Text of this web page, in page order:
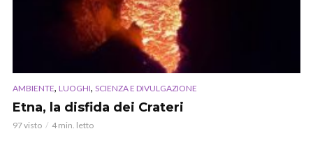
AMBIENTE, LUOGHI, SCIENZA E DIVULGAZIONE
Etna, la disfida dei Crateri
97 visto 4 min. letto